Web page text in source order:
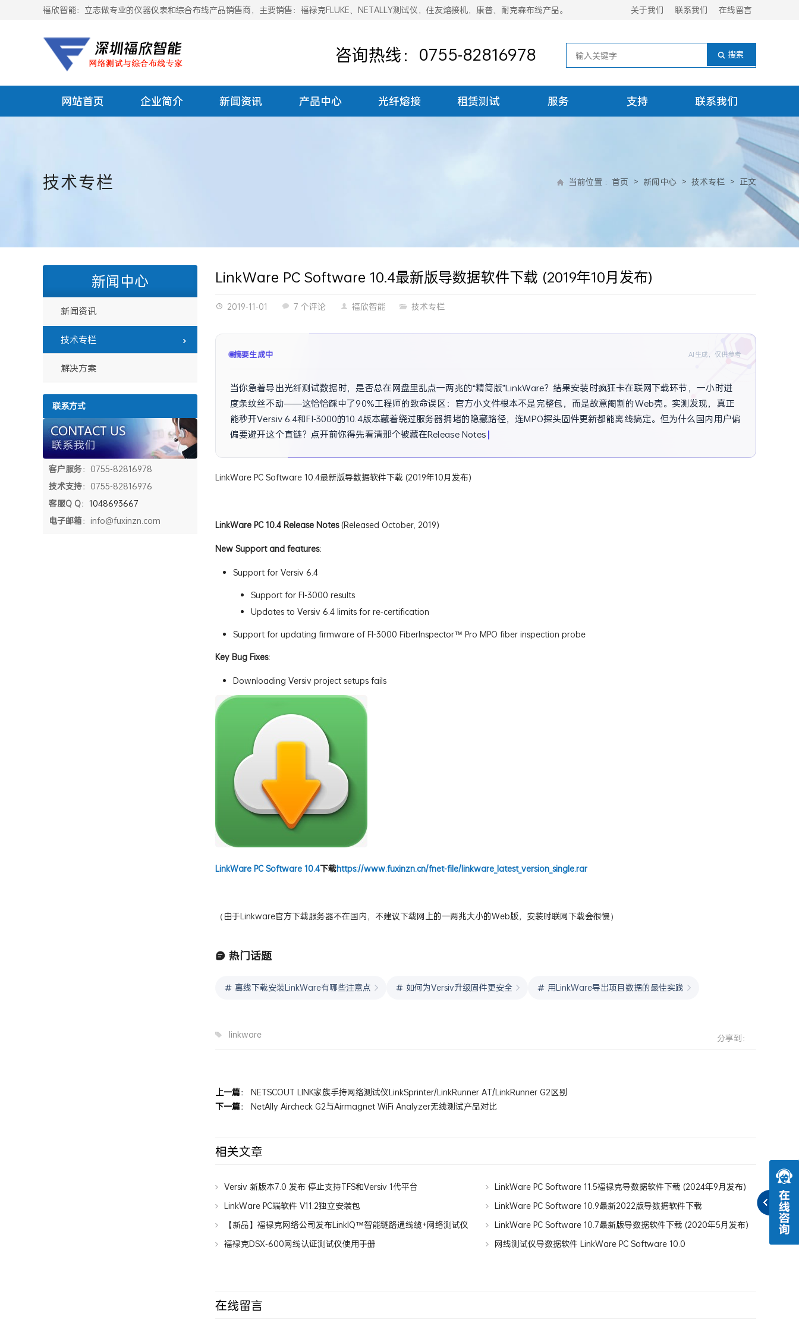
福欣智能：立志做专业的仪器仪表和综合布线产品销售商，主要销售：福禄克FLUKE、NETALLY测试仪，住友熔接机，康普、耐克森布线产品。 关于我们 联系我们 在线留言
咨询热线：0755-82816978
网站首页 企业简介 新闻资讯 产品中心 光纤熔接 租赁测试 服务 支持 联系我们
技术专栏 当前位置 : 首页 > 新闻中心 > 技术专栏 > 正文
LinkWare PC Software 10.4最新版导数据软件下载 (2019年10月发布)
2019-11-01 7 个评论 福欣智能 技术专栏
摘要已生成 AI生成，仅供参考
当你急着导出光纤测试数据时，是否总在网盘里乱点一两兆的“精简版”LinkWare？结果安装时疯狂卡在联网下载环节，一小时进
度条纹丝不动——这恰恰踩中了90%工程师的致命误区：官方小文件根本不是完整包，而是故意阉割的Web壳。实测发现，真正
能秒开Versiv 6.4和FI-3000的10.4版本藏着绕过服务器拥堵的隐藏路径，连MPO探头固件更新都能离线搞定。但为什么国内用户偏
偏要避开这个直链？点开前你得先看清那个被藏在Release Notes角落的致命细节。
LinkWare PC Software 10.4最新版导数据软件下载 (2019年10月发布)
LinkWare PC10.4 Release Notes(Released October, 2019)
New Support and features:
Support for Versiv 6.4
Support for FI-3000 results
Updates to Versiv 6.4 limits for re-certification
Support for updating firmware of FI-3000 FiberInspector™ Pro MPO fiber inspection probe
Key Bug Fixes:
Downloading Versiv project setups fails
LinkWare PC Software 10.4下载https://www.fuxinzn.cn/fnet-file/linkware_latest_version_single.rar
（由于Linkware官方下载服务器不在国内，不建议下载网上的一两兆大小的Web版，安装时联网下载会很慢）
热门话题
离线下载安装LinkWare有哪些注意点 如何为Versiv升级固件更安全 用LinkWare导出项目数据的最佳实践
linkware 分享到：
上一篇： NETSCOUT LINK家族手持网络测试仪LinkSprinter/LinkRunner AT/LinkRunner G2区别
下一篇： NetAlly Aircheck G2与Airmagnet WiFi Analyzer无线测试产品对比
相关文章
Versiv 新版本7.0 发布 停止支持TFS和Versiv 1代平台
LinkWare PC Software 11.5福禄克导数据软件下载 (2024年9月发布)
LinkWare PC端软件 V11.2独立安装包
LinkWare PC Software 10.9最新2022版导数据软件下载
【新品】福禄克网络公司发布LinkIQ™智能链路通线缆+网络测试仪
LinkWare PC Software 10.7最新版导数据软件下载 (2020年5月发布)
福禄克DSX-600网线认证测试仪使用手册
网线测试仪导数据软件 LinkWare PC Software 10.0
在线留言
新闻中心
新闻资讯
技术专栏
解决方案
联系方式
客户服务：0755-82816978
技术支持：0755-82816976
客服Q Q： 1048693667
电子邮箱：info@fuxinzn.com